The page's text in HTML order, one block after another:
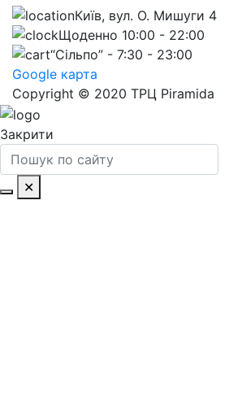
Київ, вул. О. Мишуги 4
Щоденно 10:00 - 22:00
“Сільпо” - 7:30 - 23:00
Google карта
Copyright © 2020 ТРЦ Piramida
Закрити
✕